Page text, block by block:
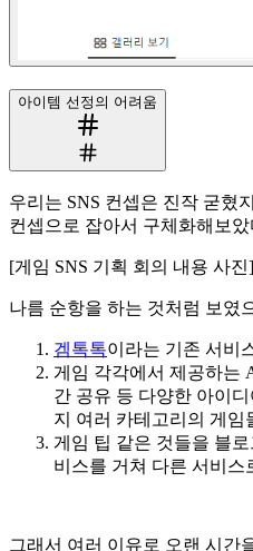
아이템 선정의 어려움
우리는 SNS 컨셉은 진작 굳혔
컨셉으로 잡아서 구체화해보았
[게임 SNS 기획 회의 내용 사진]
나름 순항을 하는 것처럼 보였
겜톡톡이라는 기존 서비
게임 각각에서 제공하는
간 공유 등 다양한 아이
지 여러 카테고리의 게
게임 팁 같은 것들을 블
비스를 거쳐 다른 서비
그래서 여러 이유로 오랜 시간